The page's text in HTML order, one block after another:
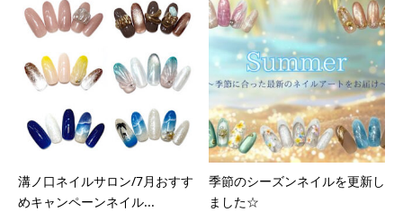
溝ノ口ネイルサロン/7月おすす
めキャンペーンネイル...
季節のシーズンネイルを更新し
ました☆